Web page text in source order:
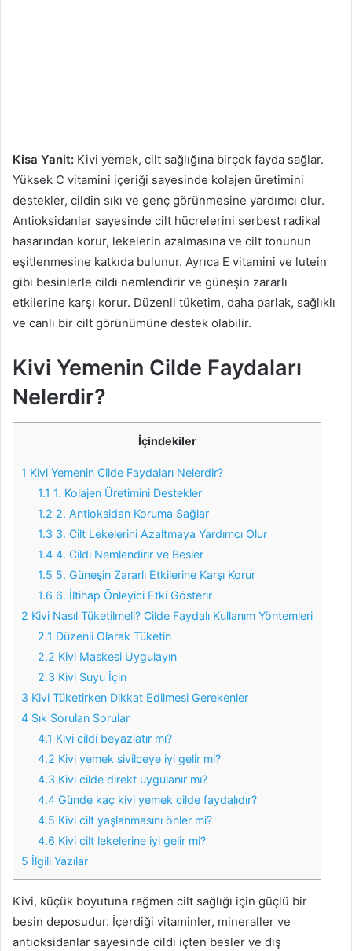
Kisa Yanit: Kivi yemek, cilt sağlığına birçok fayda sağlar.
Yüksek C vitamini içeriği sayesinde kolajen üretimini
destekler, cildin sıkı ve genç görünmesine yardımcı olur.
Antioksidanlar sayesinde cilt hücrelerini serbest radikal
hasarından korur, lekelerin azalmasına ve cilt tonunun
eşitlenmesine katkıda bulunur. Ayrıca E vitamini ve lutein
gibi besinlerle cildi nemlendirir ve güneşin zararlı
etkilerine karşı korur. Düzenli tüketim, daha parlak, sağlıklı
ve canlı bir cilt görünümüne destek olabilir.
Kivi Yemenin Cilde Faydaları
Nelerdir?
İçindekiler
1 Kivi Yemenin Cilde Faydaları Nelerdir?
1.1 1. Kolajen Üretimini Destekler
1.2 2. Antioksidan Koruma Sağlar
1.3 3. Cilt Lekelerini Azaltmaya Yardımcı Olur
1.4 4. Cildi Nemlendirir ve Besler
1.5 5. Güneşin Zararlı Etkilerine Karşı Korur
1.6 6. İltihap Önleyici Etki Gösterir
2 Kivi Nasıl Tüketilmeli? Cilde Faydalı Kullanım Yöntemleri
2.1 Düzenli Olarak Tüketin
2.2 Kivi Maskesi Uygulayın
2.3 Kivi Suyu İçin
3 Kivi Tüketirken Dikkat Edilmesi Gerekenler
4 Sık Sorulan Sorular
4.1 Kivi cildi beyazlatır mı?
4.2 Kivi yemek sivilceye iyi gelir mi?
4.3 Kivi cilde direkt uygulanır mı?
4.4 Günde kaç kivi yemek cilde faydalıdır?
4.5 Kivi cilt yaşlanmasını önler mi?
4.6 Kivi cilt lekelerine iyi gelir mi?
5 İlgili Yazılar
Kivi, küçük boyutuna rağmen cilt sağlığı için güçlü bir
besin deposudur. İçerdiği vitaminler, mineraller ve
antioksidanlar sayesinde cildi içten besler ve dış